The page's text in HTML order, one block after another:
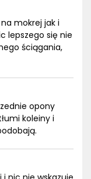
mokrej jak i
lepszego się nie
ściągania,
opony
koleiny i